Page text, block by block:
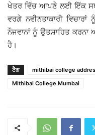
ਖੇਤਰ ਵਿੱਚ ਆਪਣੇ ਲਈ ਇੱਕ
ਵਰਗੇ ਨਵੀਨਤਾਕਾਰੀ
ਨੌਜਵਾਨਾਂ ਨੂੰ ਉਤਸ਼ਾਹਿਤ
ਹੈ।
ਟੈਗ mithibai college
Mithibai College Mumbai